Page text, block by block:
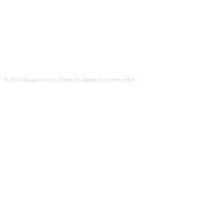
© 2024 RadaNoticias Todos los derechos reservados